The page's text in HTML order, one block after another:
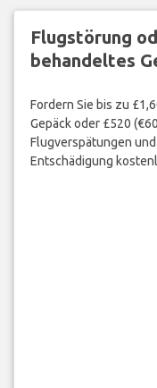
Flugstörung
behandeltes
Fordern Sie bis zu
Gepäck oder £520
Flugverspätungen
Entschädigung